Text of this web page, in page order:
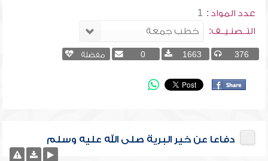
عدد المواد : 1
التــصنـيــف:
376
1663
0 مفضلة
دفاعا عن خير البرية صلى الله عليه وسلم